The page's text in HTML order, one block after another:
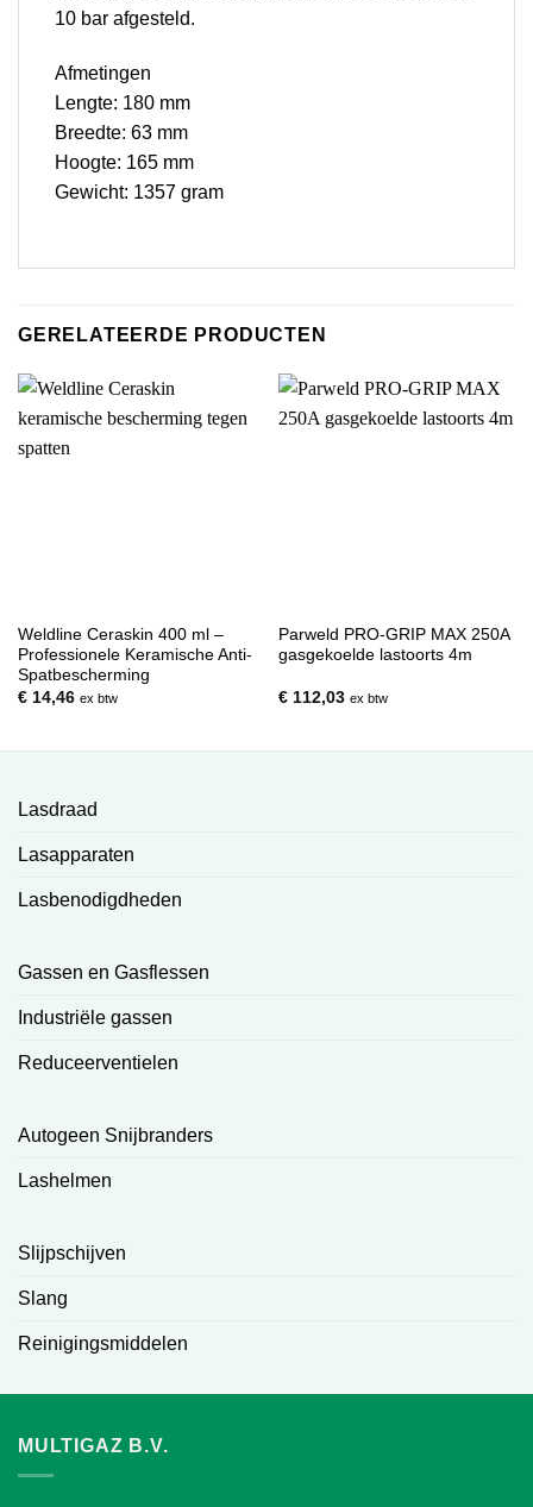
10 bar afgesteld.
Afmetingen
Lengte: 180 mm
Breedte: 63 mm
Hoogte: 165 mm
Gewicht: 1357 gram
GERELATEERDE PRODUCTEN
Weldline Ceraskin 400 ml –
Professionele Keramische Anti-
Spatbescherming
€14,46 ex btw
Parweld PRO-GRIP MAX 250A
gasgekoelde lastoorts 4m
€112,03 ex btw
Lasdraad
Lasapparaten
Lasbenodigdheden
Gassen en Gasflessen
Industriële gassen
Reduceerventielen
Autogeen Snijbranders
Lashelmen
Slijpschijven
Slang
Reinigingsmiddelen
MULTIGAZ B.V.